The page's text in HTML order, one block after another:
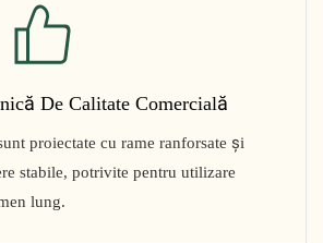
De Calitate Comercială
proiectate cu rame ranforsate și
stabile, potrivite pentru utilizare
lung.